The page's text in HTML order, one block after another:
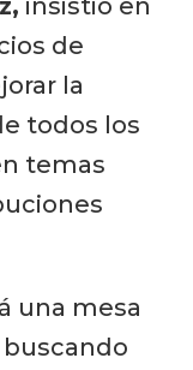
de
la
todos los
temas
una mesa